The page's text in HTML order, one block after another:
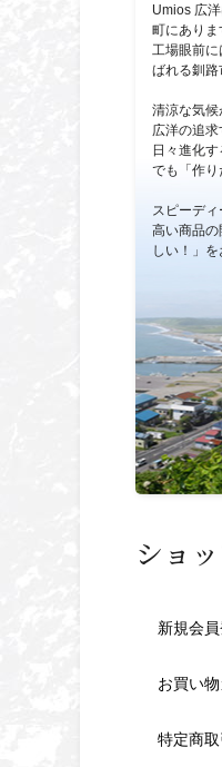
Umios 広
町にありま
工場眼前
ばれる釧路
清涼な気
広洋の追求
日々進化
でも「作り
スピーデ
高い商品
しい！」を
ショ
新規会
お買い
特定商